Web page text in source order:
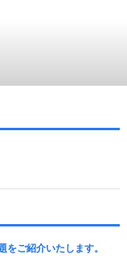
ご紹介いたします。